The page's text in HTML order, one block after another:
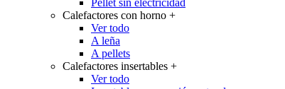
Pellet sin electricidad
Calefactores con horno +
Ver todo
A leña
A pellets
Calefactores insertables +
Ver todo